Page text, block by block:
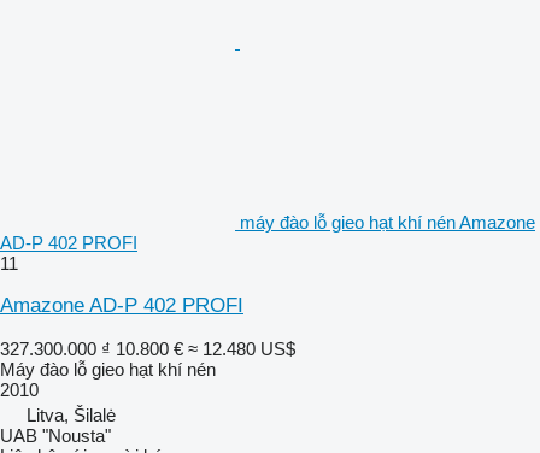
máy đào lỗ gieo hạt khí nén Amazone
AD-P 402 PROFI
11
Amazone AD-P 402 PROFI
327.300.000 ₫ 10.800 € ≈ 12.480 US$
Máy đào lỗ gieo hạt khí nén
2010
Litva, Šilalė
UAB "Nousta"